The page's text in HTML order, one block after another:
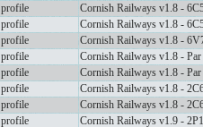
profile
Cornish Railways v1.8 -
profile
Cornish Railways v1.8 -
profile
Cornish Railways v1.8 -
profile
Cornish Railways v1.8 -
profile
Cornish Railways v1.8 -
profile
Cornish Railways v1.8 -
profile
Cornish Railways v1.8 -
profile
Cornish Railways v1.9 -